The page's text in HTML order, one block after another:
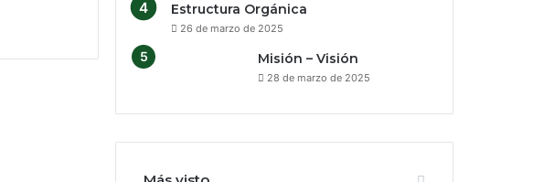
Estructura Orgánica
26 de marzo de 2025
Misión – Visión
28 de marzo de 2025